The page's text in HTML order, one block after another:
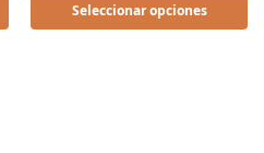
Seleccionar opciones